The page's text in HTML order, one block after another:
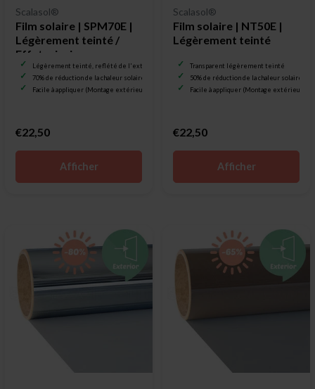
Scalasol®
Film solaire | SPM70E |
Légèrement teinté /
Effet miroir
Légèrement teinté, reflété de l'extérieur
70% de réduction de la chaleur solaire
Facile à appliquer (Montage extérieur)
€22,50
Afficher
Scalasol®
Film solaire | NT50E |
Légèrement teinté
Transparent légèrement teinté
50% de réduction de la chaleur solaire
Facile à appliquer (Montage extérieur)
€22,50
Afficher